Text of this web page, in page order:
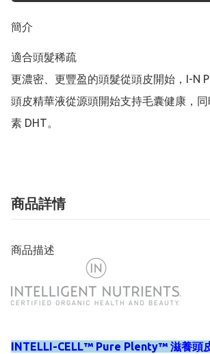
簡介
適合頭髮稀疏
更濃密、更豐盈的頭髮從頭皮開始，I-N
頭⽪精華液從源頭開始支持毛囊健康，
素 DHT。
商品詳情
商品描述
INTELLI-CELL™ Pure Plenty™ 滋養頭